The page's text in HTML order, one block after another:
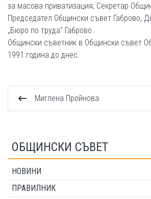
за масова приватизация, Секретар
Председател Общински съвет Габрово,
„Бюро по труда” Габрово.
Общински съветник в Общински съвет
1991 година до днес.
Миглена Пройнова
ОБЩИНСКИ СЪВЕТ
НОВИНИ
ПРАВИЛНИК